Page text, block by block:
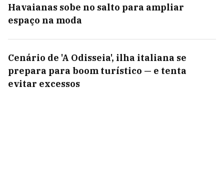
Havaianas sobe no salto para ampliar
espaço na moda
Cenário de 'A Odisseia', ilha italiana se
prepara para boom turístico — e tenta
evitar excessos